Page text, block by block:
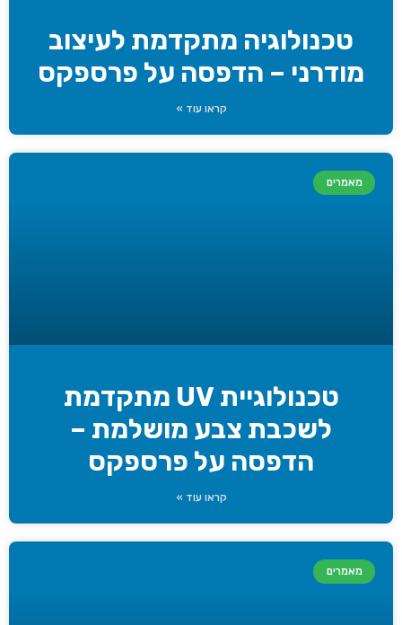
טכנולוגיה מתקדמת לעיצוב
מודרני – הדפסה על פרספקס
קראו עוד »
מאמרים
טכנולוגיית UV מתקדמת
לשכבת צבע מושלמת –
הדפסה על פרספקס
קראו עוד »
מאמרים